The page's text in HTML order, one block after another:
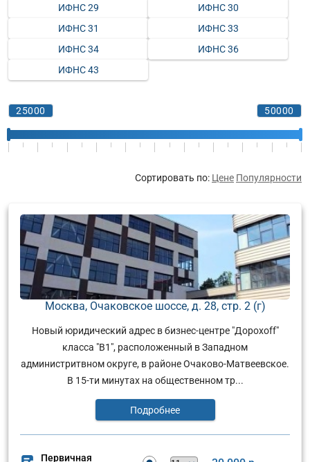
ИФНС 29
ИФНС 30
ИФНС 31
ИФНС 33
ИФНС 34
ИФНС 36
ИФНС 43
Сортировать по: Цене Популярности
Москва, Очаковское шоссе, д. 28, стр. 2 (г)
Новый юридический адрес в бизнес-центре "Дорохоff"
класса "В1", расположенный в Западном
администритвном округе, в районе Очаково-Матвеевское.
В 15-ти минутах на общественном тр...
Подробнее
Первичная